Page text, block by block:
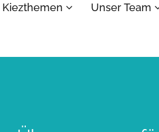
Kiezthemen Unser Team